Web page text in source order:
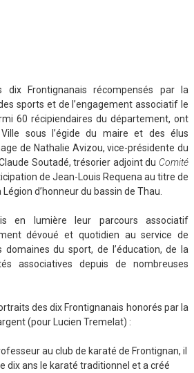
dix Frontignanais récompensés par la
sports et de l’engagement associatif le
60 récipiendaires du département, ont
sous l’égide du maire et des élus
de Nathalie Avizou, vice-présidente du
Soutadé, trésorier adjoint du Comité
de Jean-Louis Requena au titre de
d’honneur du bassin de Thau.
en lumière leur parcours associatif
dévoué et quotidien au service de
domaines du sport, de l’éducation, de la
associatives depuis de nombreuses
des dix Frontignanais honorés par la
(pour Lucien Tremelat) :
au club de karaté de Frontignan, il
dix ans le karaté traditionnel et a créé